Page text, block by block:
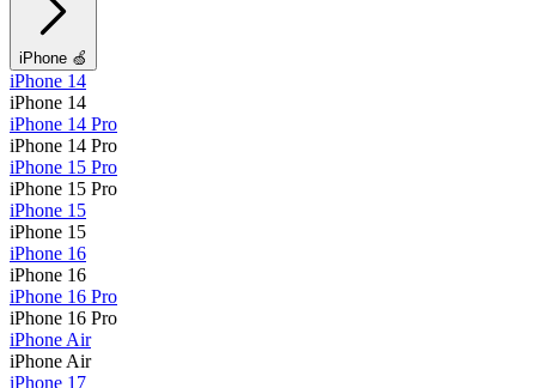
iPhone 🍏
iPhone 14
iPhone 14
iPhone 14 Pro
iPhone 14 Pro
iPhone 15 Pro
iPhone 15 Pro
iPhone 15
iPhone 15
iPhone 16
iPhone 16
iPhone 16 Pro
iPhone 16 Pro
iPhone Air
iPhone Air
iPhone 17